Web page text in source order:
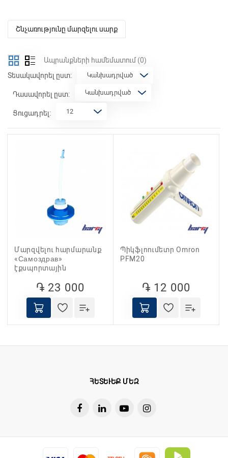
Շնչառությունը մարզելու սարք
Ապրանքների համեմատում(0)
Տեսակավորել ըստ:
Դասավորել ըստ:
Ցուցադրել:
Մարզվելու հարմարանք
«Самоздрав»
էքսպորտային
֏ 23 000
Պիկֆլոումետր Omron
PFM20
֏ 12 000
ՀԵՏԵՒԵՔ ՄԵԶ